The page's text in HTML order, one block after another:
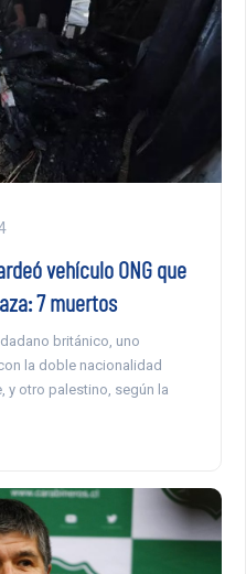
vehículo ONG que
7 muertos
británico, uno
la doble nacionalidad
y otro palestino, según la